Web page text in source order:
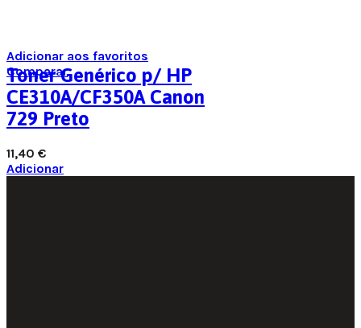
Adicionar aos favoritos
Comparar
Toner Genérico p/ HP
CE310A/CF350A Canon
729 Preto
11,40 €
Adicionar